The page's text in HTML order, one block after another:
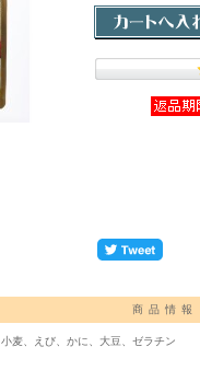
商品情報
麦、えび、かに、大豆、ゼラチン